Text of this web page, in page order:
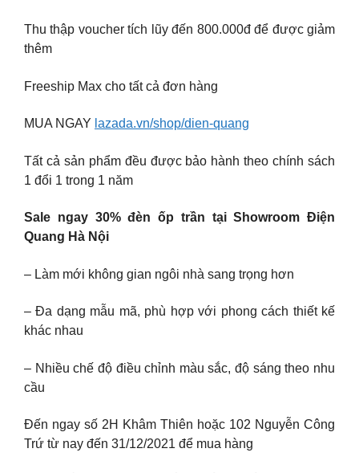
Thu thập voucher tích lũy đến 800.000đ để được giảm
thêm
Freeship Max cho tất cả đơn hàng
MUA NGAY lazada.vn/shop/dien-quang
Tất cả sản phẩm đều được bảo hành theo chính sách
1 đổi 1 trong 1 năm
Sale ngay 30% đèn ốp trần tại Showroom Điện
Quang Hà Nội
– Làm mới không gian ngôi nhà sang trọng hơn
– Đa dạng mẫu mã, phù hợp với phong cách thiết kế
khác nhau
– Nhiều chế độ điều chỉnh màu sắc, độ sáng theo nhu
cầu
Đến ngay số 2H Khâm Thiên hoặc 102 Nguyễn Công
Trứ từ nay đến 31/12/2021 để mua hàng